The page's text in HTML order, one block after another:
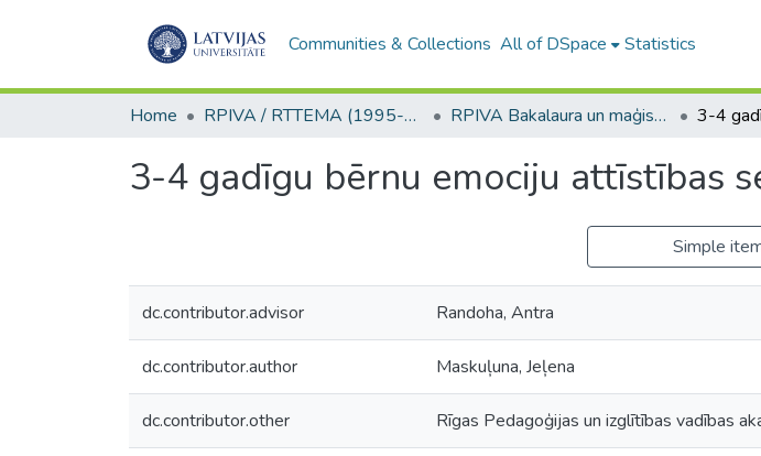
Communities & Collections All of DSpace Statistics
Home RPIVA / RTTEMA (1995-2016) RPIVA Bakalaura un maģistra darbi / RTTEMA Bachelor's and Master's theses (1995-2017)
3-4 gadīgu bērnu emociju attīstības
Simple
dc.contributor.advisor Randoha, Antra
dc.contributor.author Maskuļuna, Jeļena
dc.contributor.other Rīgas Pedagoģijas un izglītības vadības